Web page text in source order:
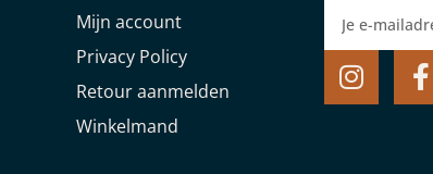
Mijn account
Privacy Policy
Retour aanmelden
Winkelmand